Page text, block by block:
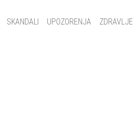
SKANDALI UPOZORENJA ZDRAVLJE